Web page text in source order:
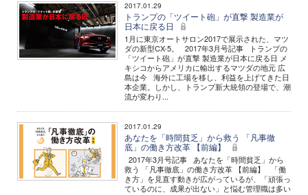
2017.01.29
トランプの「ツイート砲」が直撃 製造業が
日本に戻る日
1月に東京オートサロン2017で展示された、マツ
ダの新型CX-5。 2017年3月号記事 トランプの
「ツイート砲」が直撃 製造業が日本に戻る日 メ
キシコからアメリカに輸出するマツダの地元 広
島は今 海外に工場を移し、利益を上げてきた日
本企業。しかし、トランプ新大統領の登場で、潮
流が変わり...
2017.01.29
あなたを「時間貧乏」から救う 「凡事徹
底」の働き方改革 【前編】
2017年3月号記事 あなたを「時間貧乏」から
救う 「凡事徹底」の働き方改革 【前編】 「働
き方」を見直す動きが広がっているが、「頑張っ
ているのに、成果が出ない」と悩む管理職は多い